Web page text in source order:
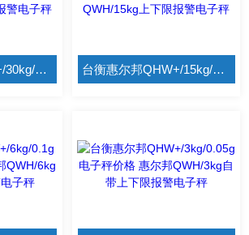
台衡惠尔邦QHW+/30kg/0.5g产品检定合格电子秤 惠尔邦QWH/30kg上下限报警电子秤 台衡惠尔邦QHW+/15kg/0.2g通讯232串口电子秤 惠尔邦QWH/15kg上下限报警电子秤